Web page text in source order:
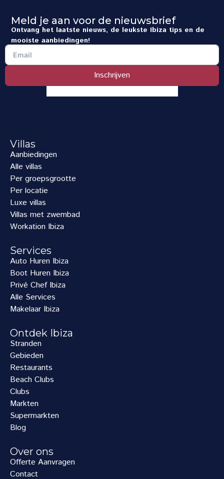
Meld je aan voor de nieuwsbrief
Ontvang het laatste nieuws, de leukste Ibiza tips en de
mooiste aanbiedingen!
Inschrijven
Villas
Aanbiedingen
Alle villas
Per groepsgrootte
Per locatie
Luxe villas
Villas met zwembad
Workation Ibiza
Services
Auto Huren Ibiza
Boot Huren Ibiza
Privé Chef Ibiza
Alle Services
Makelaar Ibiza
Ontdek Ibiza
Stranden
Gebieden
Restaurants
Beach Clubs
Clubs
Markten
Supermarkten
Blog
Over ons
Offerte Aanvragen
Contact